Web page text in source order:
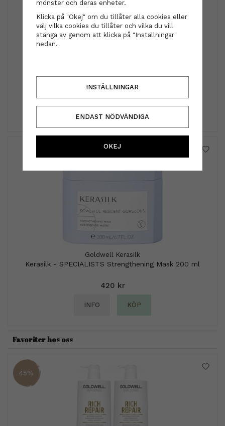
299 kr
Goldwell Kerasilk
Kerasilk - SPECIALISTS Strengthening Mask 200 ml
420 kr
INFO KÖP
Favoriter hos oss
45%
mönster och deras enheter.
Klicka på "Okej" om du tillåter alla cookies eller
välj vilka cookies du tillåter och vilka du vill
stänga av genom att klicka på "Inställningar"
nedan.
INSTÄLLNINGAR
ENDAST NÖDVÄNDIGA
OKEJ